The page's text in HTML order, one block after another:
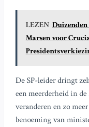
LEZEN
Marsen voor
De SP-leider dringt
een meerderheid in
veranderen en zo
benoeming van